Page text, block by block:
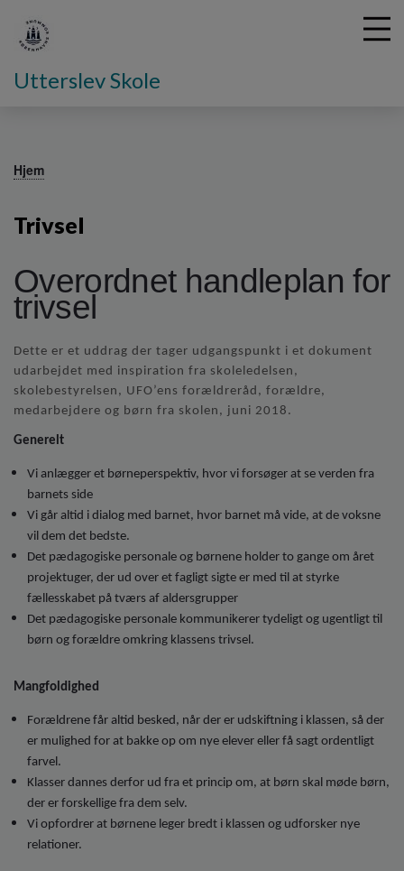
Utterslev Skole
Hjem
Trivsel
Overordnet handleplan for
trivsel
Dette er et uddrag der tager udgangspunkt i et dokument
udarbejdet med inspiration fra skoleledelsen,
skolebestyrelsen, UFO’ens forældreråd, forældre,
medarbejdere og børn fra skolen, juni 2018.
Generelt
Vi anlægger et børneperspektiv, hvor vi forsøger at se verden fra
barnets side
Vi går altid i dialog med barnet, hvor barnet må vide, at de voksne
vil dem det bedste.
Det pædagogiske personale og børnene holder to gange om året
projektuger, der ud over et fagligt sigte er med til at styrke
fællesskabet på tværs af aldersgrupper
Det pædagogiske personale kommunikerer tydeligt og ugentligt til
børn og forældre omkring klassens trivsel.
Mangfoldighed
Forældrene får altid besked, når der er udskiftning i klassen, så der
er mulighed for at bakke op om nye elever eller få sagt ordentligt
farvel.
Klasser dannes derfor ud fra et princip om, at børn skal møde børn,
der er forskellige fra dem selv.
Vi opfordrer at børnene leger bredt i klassen og udforsker nye
relationer.